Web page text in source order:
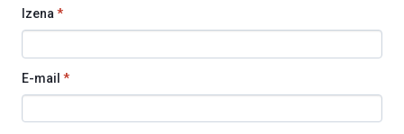
Izena *
E-mail *